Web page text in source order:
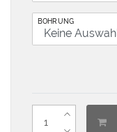
BOHRUNG